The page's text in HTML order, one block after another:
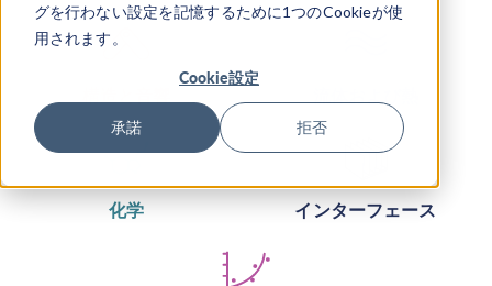
グを行わない設定を記憶するために1つのCookieが使
用されます。
Cookie設定
承諾 拒否
化学 インターフェース